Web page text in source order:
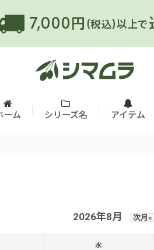
ーム シリーズ名 アイテム
2026年8月 次月»
水